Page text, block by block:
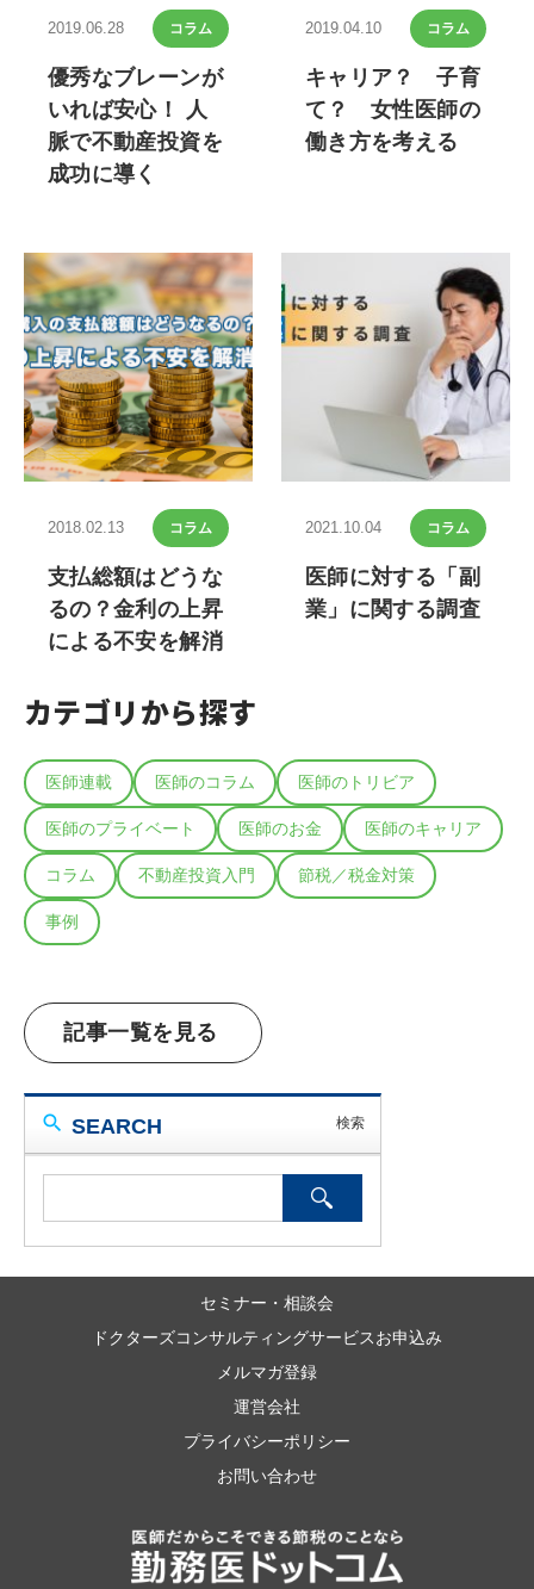
2019.06.28 コラム
優秀なブレーンが
いれば安心！ 人
脈で不動産投資を
成功に導く
2019.04.10 コラム
キャリア？ 子育
て？ 女性医師の
働き方を考える
2018.02.13 コラム
支払総額はどうな
るの？金利の上昇
による不安を解消
2021.10.04 コラム
医師に対する「副
業」に関する調査
カテゴリから探す
医師連載 医師のコラム 医師のトリビア
医師のプライベート 医師のお金 医師のキャリア
コラム 不動産投資入門 節税／税金対策
事例
記事一覧を見る
SEARCH
セミナー・相談会
ドクターズコンサルティングサービスお申込み
メルマガ登録
運営会社
プライバシーポリシー
お問い合わせ